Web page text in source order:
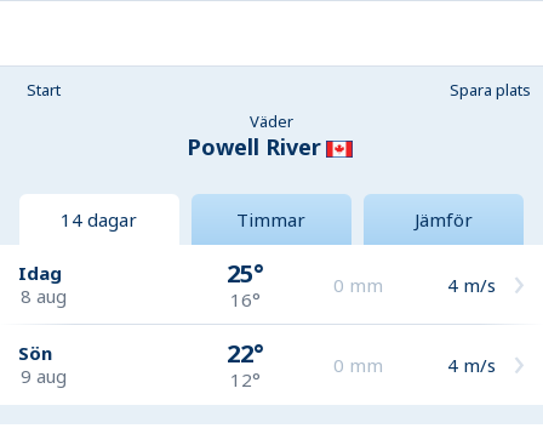
Start
Spara plats
Väder
Powell River
14 dagar Timmar Jämför
Idag
8 aug
25°
16°
0 mm 4 m/s
Sön
9 aug
22°
12°
0 mm 4 m/s